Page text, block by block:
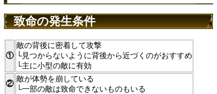
致命の発生条件
①
敵の背後に密着して攻撃
└見つからないように背後から近づくのがおすすめ
└主に小型の敵に有効
②
敵が体勢を崩している
└一部の敵は致命できないものもいる